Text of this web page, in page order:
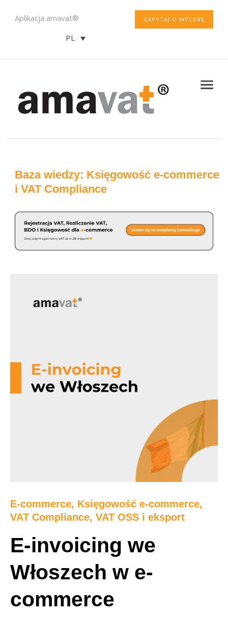
ZAPYTAJ O WYCENĘ
Aplikacja amavat®
PL
Baza wiedzy: Księgowość e-commerce
i VAT Compliance
E-commerce, Księgowość e-commerce,
VAT Compliance, VAT OSS i eksport
E-invoicing we
Włoszech w e-
commerce